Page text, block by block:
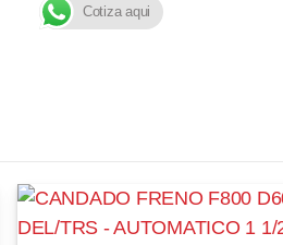
Cotiza aqui